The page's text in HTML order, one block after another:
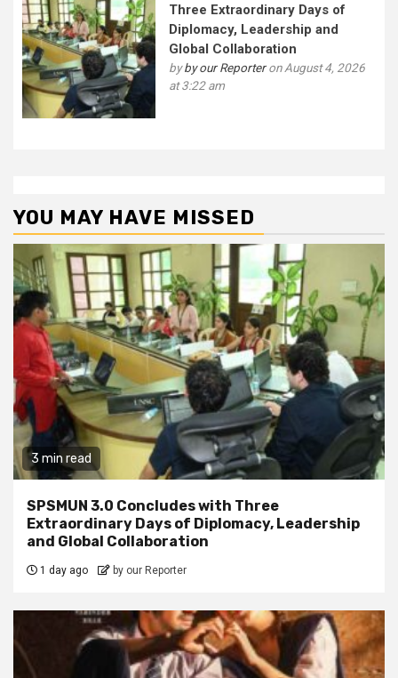
Three Extraordinary Days of
Diplomacy, Leadership and
Global Collaboration
byby our Reporteron August 4, 2026
at 3:22 am
YOU MAY HAVE MISSED
3 min read
SPSMUN 3.0 Concludes with Three
Extraordinary Days of Diplomacy, Leadership
and Global Collaboration
1 day ago by our Reporter